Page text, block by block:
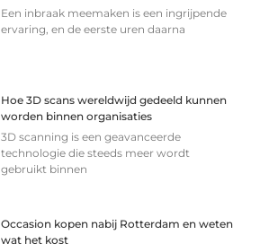
Een inbraak meemaken is een ingrijpende
ervaring, en de eerste uren daarna
Hoe 3D scans wereldwijd gedeeld kunnen
worden binnen organisaties
3D scanning is een geavanceerde
technologie die steeds meer wordt
gebruikt binnen
Occasion kopen nabij Rotterdam en weten
wat het kost